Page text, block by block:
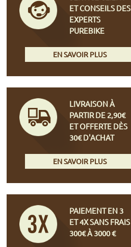
ET CONSEILS DES
EXPERTS
PUREBIKE
EN SAVOIR PLUS
LIVRAISON À
PARTIR DE 2,90€
ET OFFERTE DÈS
30€ D'ACHAT
EN SAVOIR PLUS
PAIEMENT EN 3
ET 4X SANS FRAIS
300€ À 3000 €